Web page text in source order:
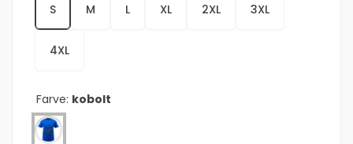
S M L XL 2XL 3XL
4XL
Farve: kobolt